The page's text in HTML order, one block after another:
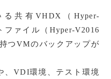
共有VHDX（Hyper-
ァイル（Hyper-V2016
つVMのバックアップが
、VDI環境、テスト環境